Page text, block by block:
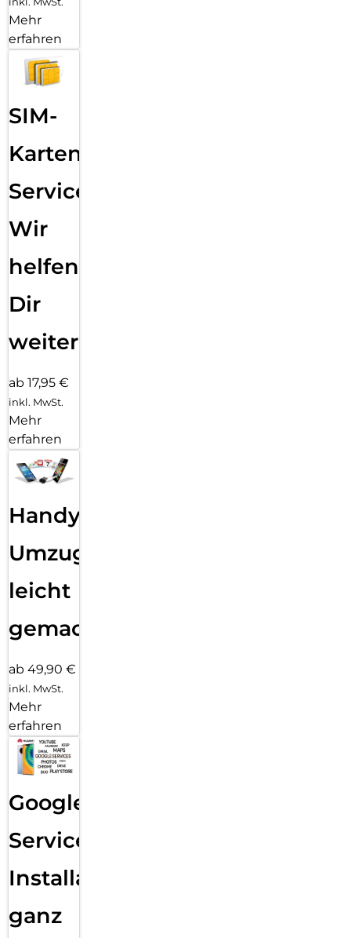
Mehr
erfahren
SIM-
Karten
Service:
Wir
helfen
Dir
weiter
ab 17,95 €
inkl. MwSt.
Mehr
erfahren
Handy
Umzug
leicht
gemacht!
ab 49,90 €
inkl. MwSt.
Mehr
erfahren
Google
Services
Installation
ganz